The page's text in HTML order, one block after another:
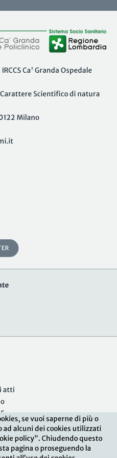
se vuoi saperne di più o
ad alcuni dei cookies utilizzati
policy”. Chiudendo questo
pagina o proseguendo la
Ca' Granda Ospedale
Scientifico di natura
Milano
atti